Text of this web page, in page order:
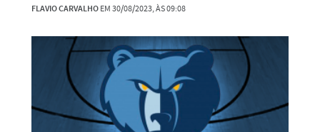
FLAVIO CARVALHOEM 30/08/2023, ÀS 09:08